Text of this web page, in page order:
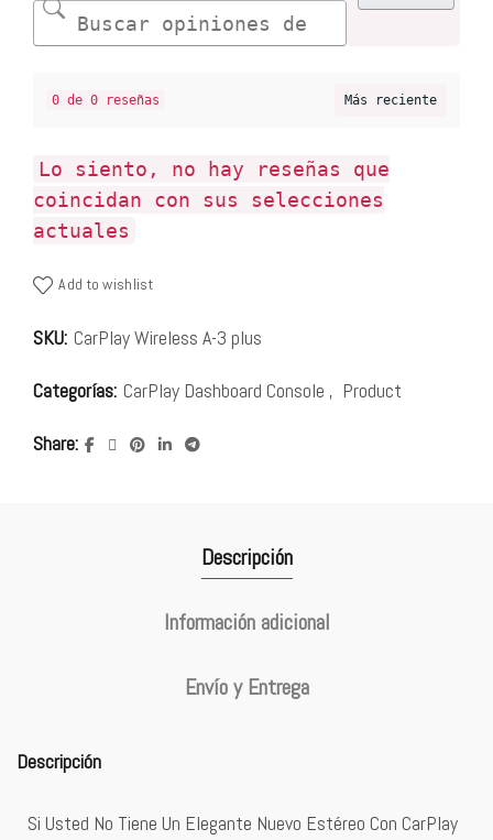
0 de 0 reseñas
Lo siento, no hay reseñas que
coincidan con sus selecciones
actuales
Add to wishlist
SKU: CarPlay Wireless A-3 plus
Categorías: CarPlay Dashboard Console , Product
Share
Descripción
Información adicional
Envío y Entrega
Descripción
Si Usted No Tiene Un Elegante Nuevo Estéreo Con CarPlay